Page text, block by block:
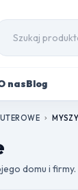
nasBlog
chevron_right
domu i firmy.